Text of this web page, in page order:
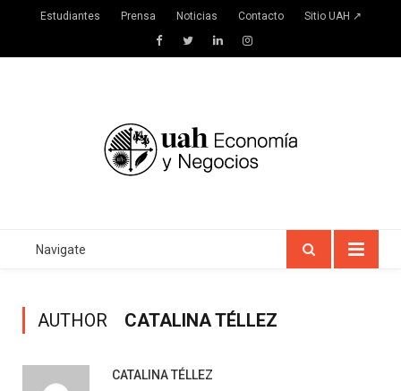
Estudiantes Prensa Noticias Contacto Sitio UAH ↗
FacebookTwitterLinkedInInstagram
Navigate
AUTHOR CATALINA TÉLLEZ
CATALINA TÉLLEZ